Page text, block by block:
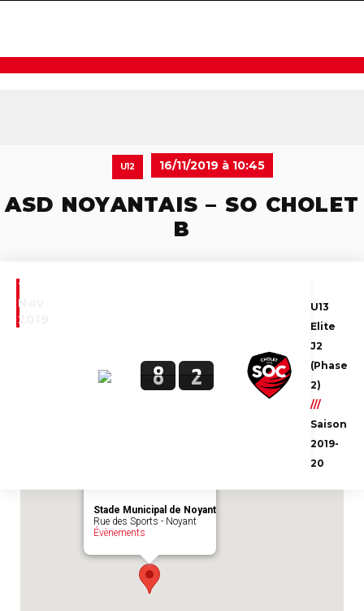
U12 16/11/2019 à 10:45
ASD NOYANTAIS – SO CHOLET
B
16
Nov
2019
8 2
U13
Elite
J2
(Phase
2)
///
Saison
2019-
20
Emplacement du match :Stade Municipal
Stade Municipal de Noyant
Rue des Sports - Noyant
Évènements